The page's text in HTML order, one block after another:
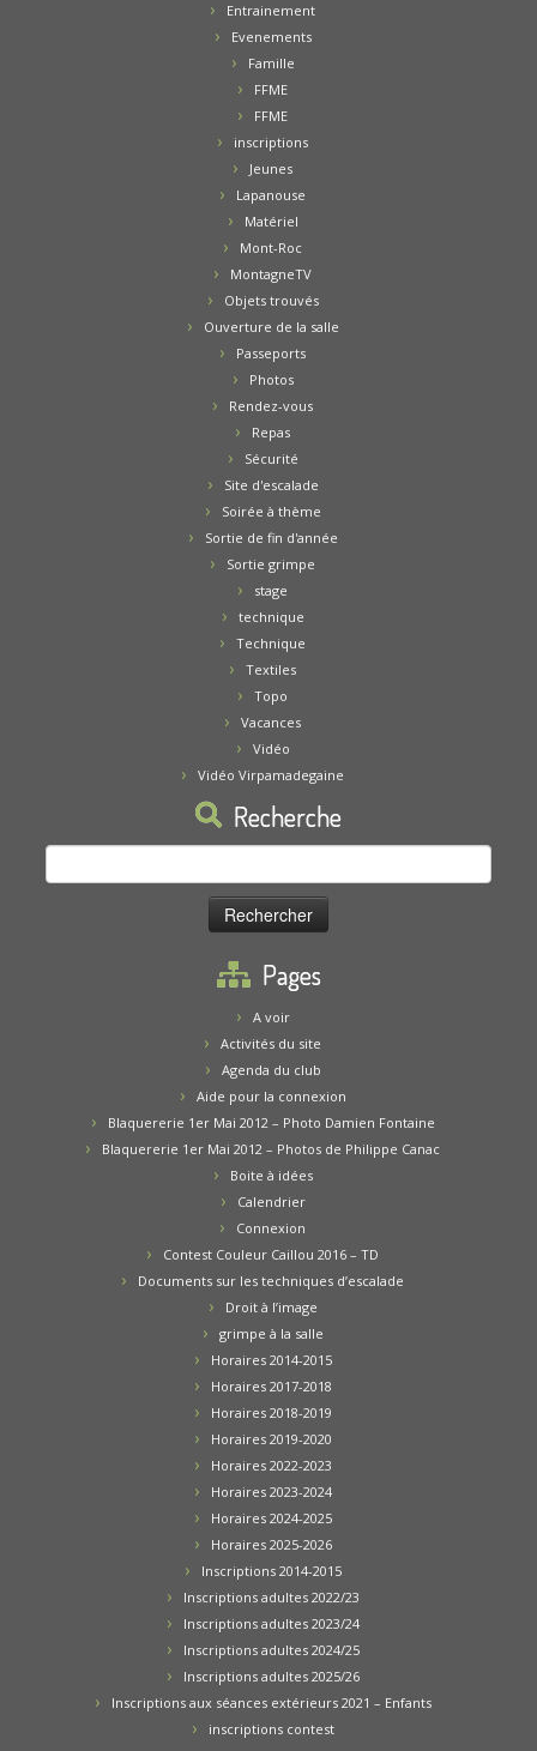
Entrainement
Evenements
Famille
FFME
FFME
inscriptions
Jeunes
Lapanouse
Matériel
Mont-Roc
MontagneTV
Objets trouvés
Ouverture de la salle
Passeports
Photos
Rendez-vous
Repas
Sécurité
Site d'escalade
Soirée à thème
Sortie de fin d'année
Sortie grimpe
stage
technique
Technique
Textiles
Topo
Vacances
Vidéo
Vidéo Virpamadegaine
Recherche
Pages
A voir
Activités du site
Agenda du club
Aide pour la connexion
Blaquererie 1er Mai 2012 – Photo Damien Fontaine
Blaquererie 1er Mai 2012 – Photos de Philippe Canac
Boite à idées
Calendrier
Connexion
Contest Couleur Caillou 2016 – TD
Documents sur les techniques d’escalade
Droit à l’image
grimpe à la salle
Horaires 2014-2015
Horaires 2017-2018
Horaires 2018-2019
Horaires 2019-2020
Horaires 2022-2023
Horaires 2023-2024
Horaires 2024-2025
Horaires 2025-2026
Inscriptions 2014-2015
Inscriptions adultes 2022/23
Inscriptions adultes 2023/24
Inscriptions adultes 2024/25
Inscriptions adultes 2025/26
Inscriptions aux séances extérieurs 2021 – Enfants
inscriptions contest